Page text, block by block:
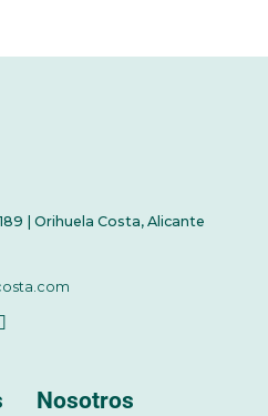
| Orihuela Costa, Alicante
Nosotros